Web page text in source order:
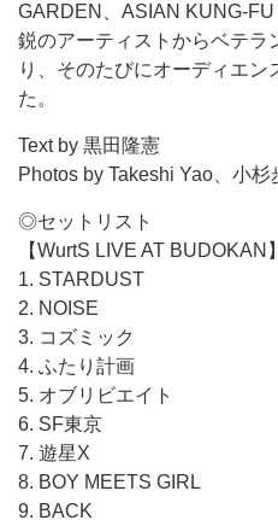
GARDEN、ASIAN KUNG-
鋭のアーティストからベテラ
り、そのたびにオーディエ
た。
Text by 黒田隆憲
Photos by Takeshi Yao、小杉
◎セットリスト
【WurtS LIVE AT BUDOKAN】
1. STARDUST
2. NOISE
3. コズミック
4. ふたり計画
5. オブリビエイト
6. SF東京
7. 遊星X
8. BOY MEETS GIRL
9. BACK